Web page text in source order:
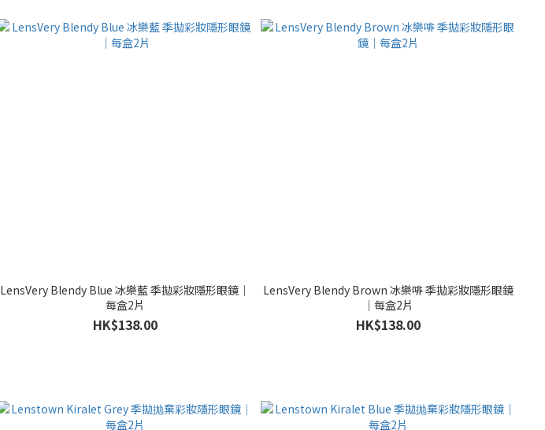
LensVery Blendy Blue 冰樂藍 季拋彩妝隱形眼鏡｜
每盒2片
HK$138.00
LensVery Blendy Brown 冰樂啡 季拋彩妝隱形眼鏡
｜每盒2片
HK$138.00